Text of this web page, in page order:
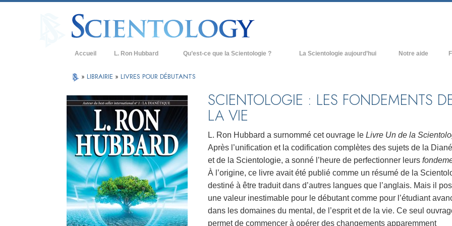
Accueil L. Ron Hubbard Qu’est-ce que la Scientologie ?
Croyances et pratiques
Les scientologues et la Scientologie
Rencontrez un scientologue
À l’intérieur d’une église
Les principes de base de la Scientologie
La Dianétique : Une introduction
Amour et haine –
Qu’est-ce que la grandeur ?
La Scientologie aujourd’hui
Base à terre de Flag
Freewinds
Apporter la Scientologie au monde
entier
David Miscavige - Chef ecclésiastique
de la Scientologie
Notre aide
À
» LIBRAIRIE » LIVRES POUR DÉBUTANTS
SCIENTOLOGIE : LES FONDEMENTS
LA VIE
L. Ron Hubbard a surnommé cet ouvrage le Livre Un de la
Après l’unification et la codification complètes des sujets de la
et de la Scientologie, a sonné l’heure de perfectionner leurs
À l’origine, ce livre avait été publié comme un résumé de la
destiné à être traduit dans d’autres langues que l’anglais. Mais il
une valeur inestimable pour le débutant comme pour l’étudiant
dans les domaines du mental, de l’esprit et de la vie. Ce seul
permet de commencer à opérer des changements apparemment